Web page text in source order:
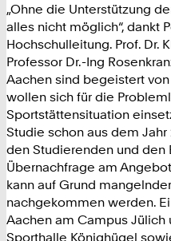
„Ohne die Unterstützung
alles nicht möglich“, dankt
Hochschulleitung. Prof. Dr.
Professor Dr.-Ing
Aachen sind begeistert
wollen sich für die
Sportstättensituation
Studie schon aus dem
den Studierenden und den
Übernachfrage am
kann auf Grund
nachgekommen werden.
Aachen am Campus Jülich
Sporthalle Könighügel